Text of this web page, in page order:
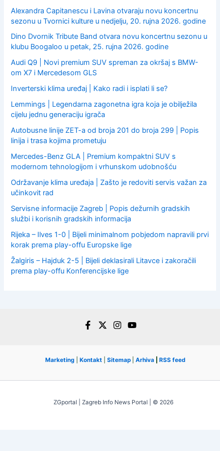
Alexandra Capitanescu i Lavina otvaraju novu koncertnu
sezonu u Tvornici kulture u nedjelju, 20. rujna 2026. godine
Dino Dvornik Tribute Band otvara novu koncertnu sezonu u
klubu Boogaloo u petak, 25. rujna 2026. godine
Audi Q9 | Novi premium SUV spreman za okršaj s BMW-
om X7 i Mercedesom GLS
Inverterski klima uređaj | Kako radi i isplati li se?
Lemmings | Legendarna zagonetna igra koja je obilježila
cijelu jednu generaciju igrača
Autobusne linije ZET-a od broja 201 do broja 299 | Popis
linija i trasa kojima prometuju
Mercedes-Benz GLA | Premium kompaktni SUV s
modernom tehnologijom i vrhunskom udobnošću
Održavanje klima uređaja | Zašto je redoviti servis važan za
učinkovit rad
Servisne informacije Zagreb | Popis dežurnih gradskih
službi i korisnih gradskih informacija
Rijeka – Ilves 1-0 | Bijeli minimalnom pobjedom napravili prvi
korak prema play-offu Europske lige
Žalgiris – Hajduk 2-5 | Bijeli deklasirali Litavce i zakoračili
prema play-offu Konferencijske lige
Marketing Kontakt Sitemap Arhiva RSS feed
ZGportal | Zagreb Info News Portal | © 2026